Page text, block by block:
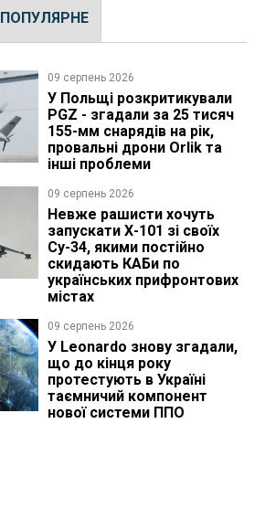
ПОПУЛЯРНЕ
09 серпень 2026
У Польщі розкритикували
PGZ - згадали за 25 тисяч
155-мм снарядів на рік,
провальні дрони Orlik та
інші проблеми
09 серпень 2026
Невже рашисти хочуть
запускати Х-101 зі своїх
Су-34, якими постійно
скидають КАБи по
українських прифронтових
містах
09 серпень 2026
У Leonardo знову згадали,
що до кінця року
протестують в Україні
таємничий компонент
нової системи ППО